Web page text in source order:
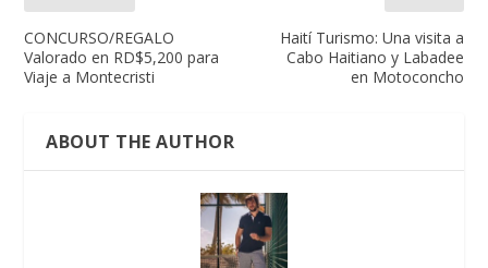
CONCURSO/REGALO
Valorado en RD$5,200 para
Viaje a Montecristi
Haití Turismo: Una visita a
Cabo Haitiano y Labadee
en Motoconcho
ABOUT THE AUTHOR